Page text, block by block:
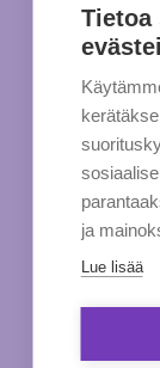
ja
Lue lisää